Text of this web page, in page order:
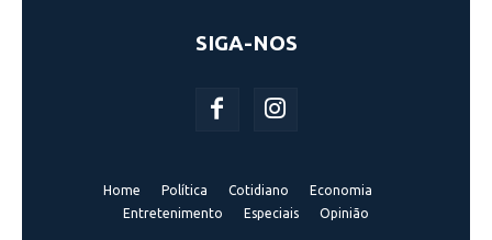
SIGA-NOS
Home Política Cotidiano
Economia
Entretenimento
Especiais Opinião